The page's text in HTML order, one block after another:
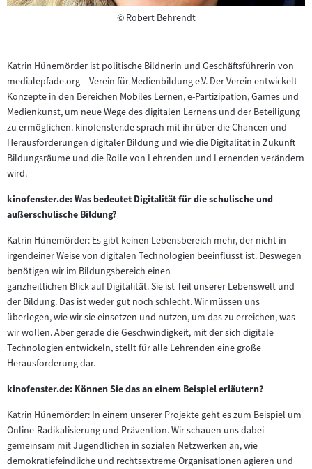
©Copyright
Robert Behrendt
Katrin Hünemörder ist politische Bildnerin und Geschäftsführerin von
medialepfade.org – Verein für Medienbildung e.V. Der Verein entwickelt
Konzepte in den Bereichen Mobiles Lernen, e-Partizipation, Games und
Medienkunst, um neue Wege des digitalen Lernens und der Beteiligung
zu ermöglichen. kinofenster.de sprach mit ihr über die Chancen und
Herausforderungen digitaler Bildung und wie die Digitalität in Zukunft
Bildungsräume und die Rolle von Lehrenden und Lernenden verändern
wird.
kinofenster.de: Was bedeutet Digitalität für die schulische und
außerschulische Bildung?
Katrin Hünemörder: Es gibt keinen Lebensbereich mehr, der nicht in
irgendeiner Weise von digitalen Technologien beeinflusst ist. Deswegen
benötigen wir im Bildungsbereich einen
ganzheitlichen Blick auf Digitalität. Sie ist Teil unserer Lebenswelt und
der Bildung. Das ist weder gut noch schlecht. Wir müssen uns
überlegen, wie wir sie einsetzen und nutzen, um das zu erreichen, was
wir wollen. Aber gerade die Geschwindigkeit, mit der sich digitale
Technologien entwickeln, stellt für alle Lehrenden eine große
Herausforderung dar.
kinofenster.de: Können Sie das an einem Beispiel erläutern?
Katrin Hünemörder: In einem unserer Projekte geht es zum Beispiel um
Online-Radikalisierung und Prävention. Wir schauen uns dabei
gemeinsam mit Jugendlichen in sozialen Netzwerken an, wie
demokratiefeindliche und rechtsextreme Organisationen agieren und